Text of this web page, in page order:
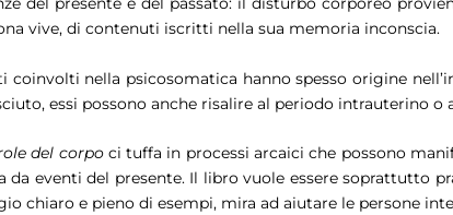
vive, di contenuti iscritti nella sua memoria inconscia.
coinvolti nella psicosomatica hanno spesso origine
essi possono anche risalire al periodo intrauterino o
del corpoci tuffa in processi arcaici che possono
da eventi del presente. Il libro vuole essere soprattutto
chiaro e pieno di esempi, mira ad aiutare le persone